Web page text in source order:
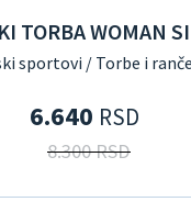
TORBA WOMAN
sportovi / Torbe i
6.640 RSD
8.300 RSD